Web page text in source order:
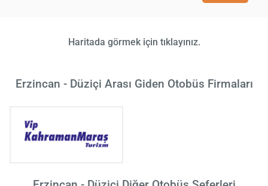
Haritada görmek için tıklayınız.
Erzincan - Düziçi Arası Giden Otobüs Firmaları